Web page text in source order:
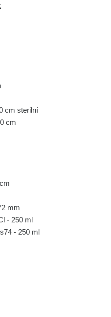
cm sterilní
cm
mm
- 250 ml
- 250 ml